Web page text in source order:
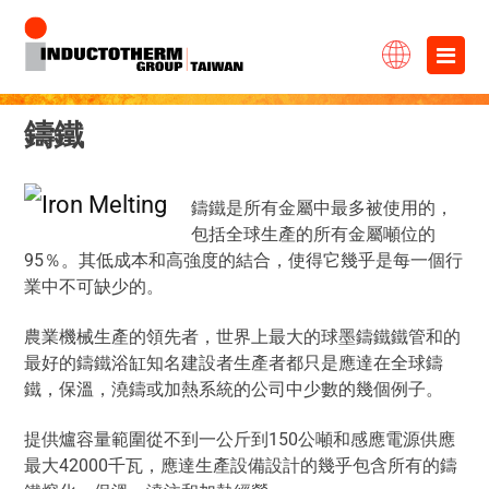
×
主
鑄鐵
鑄鐵是所有金屬中最多被使用的，
包括全球生產的所有金屬噸位的
95％。其低成本和高強度的結合，使得它幾乎是每一個行
業中不可缺少的。
農業機械生產的領先者，世界上最大的球墨鑄鐵鐵管和的
最好的鑄鐵浴缸知名建設者生產者都只是應達在全球鑄
鐵，保溫，澆鑄或加熱系統的公司中少數的幾個例子。
提供爐容量範圍從不到一公斤到150公噸和感應電源供應
最大42000千瓦，應達生產設備設計的幾乎包含所有的鑄